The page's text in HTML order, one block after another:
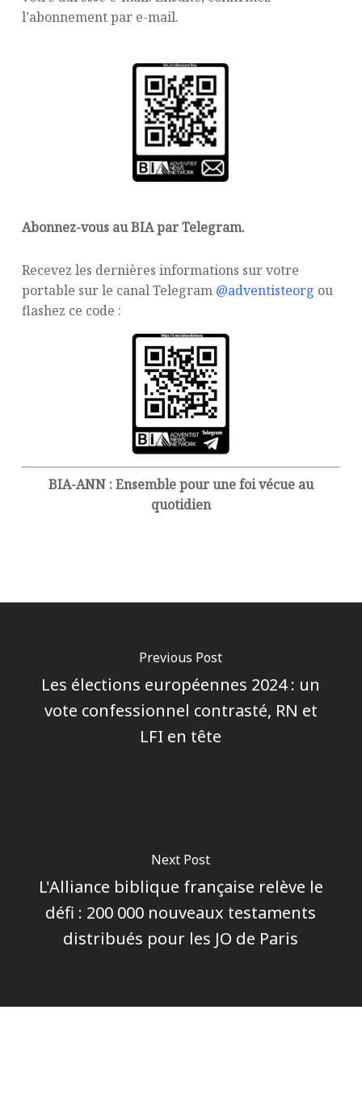
l’abonnement par e-mail.
Abonnez-vous au BIA par Telegram.
Recevez les dernières informations sur votre
portable sur le canal Telegram @adventisteorg ou
flashez ce code :
BIA-ANN : Ensemble pour une foi vécue au
quotidien
Previous Post
Les élections européennes 2024 : un
vote confessionnel contrasté, RN et
LFI en tête
Next Post
L'Alliance biblique française relève le
défi : 200 000 nouveaux testaments
distribués pour les JO de Paris